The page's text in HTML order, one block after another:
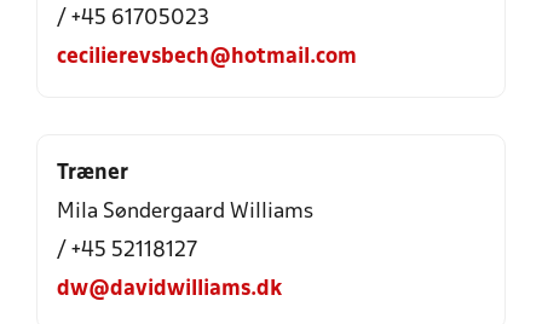
/ +45 61705023
cecilierevsbech@hotmail.com
Træner
Mila Søndergaard Williams
/ +45 52118127
dw@davidwilliams.dk